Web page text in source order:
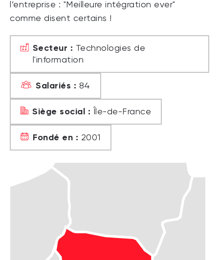
l’entreprise : "Meilleure intégration ever"
comme disent certains !
Secteur : Technologies de
l'information
Salariés : 84
Siège social : Île-de-France
Fondé en : 2001